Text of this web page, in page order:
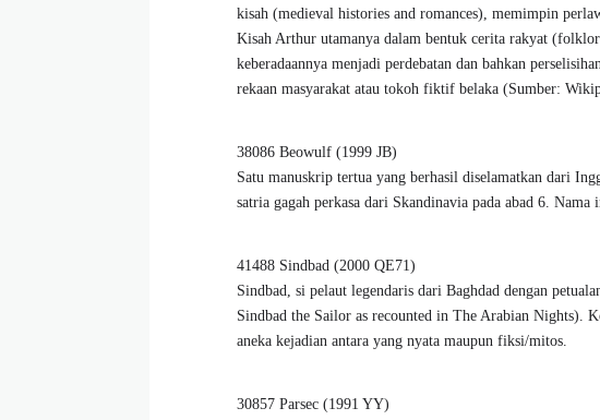
kisah (medieval histories and romances), memimpin
Kisah Arthur utamanya dalam bentuk cerita rakyat
keberadaannya menjadi perdebatan dan bahkan
rekaan masyarakat atau tokoh fiktif belaka (Sumber:
38086 Beowulf (1999 JB)
Satu manuskrip tertua yang berhasil diselamatkan dari
satria gagah perkasa dari Skandinavia pada abad 6. Nama
41488 Sindbad (2000 QE71)
Sindbad, si pelaut legendaris dari Baghdad dengan
Sindbad the Sailor as recounted in The Arabian Nights).
aneka kejadian antara yang nyata maupun fiksi/mitos.
30857 Parsec (1991 YY)